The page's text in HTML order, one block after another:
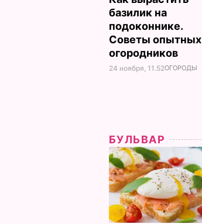
базилик на
подоконнике.
Советы опытных
огородников
24 ноября, 11.52ОГОРОДЫ
БУЛЬВАР